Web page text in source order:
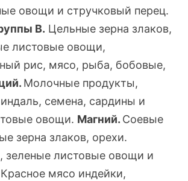
овощи и стручковый перец.
В. Цельные зерна злаков,
листовые овощи,
рис, мясо, рыба, бобовые,
Молочные продукты,
семена, сардины и
овощи. Магний. Соевые
зерна злаков, орехи.
зеленые листовые овощи и
Красное мясо индейки,